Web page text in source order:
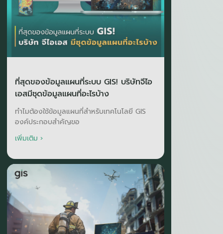
ที่สุดของข้อมูลแผนที่ระบบ GIS! บริษัทจีไอ
เอสมีชุดข้อมูลแผนที่อะไรบ้าง
ทำไมต้องใช้ข้อมูลแผนที่สำหรับเทคโนโลยี GIS
องค์ประกอบสำคัญขอ
เพิ่มเติม ›